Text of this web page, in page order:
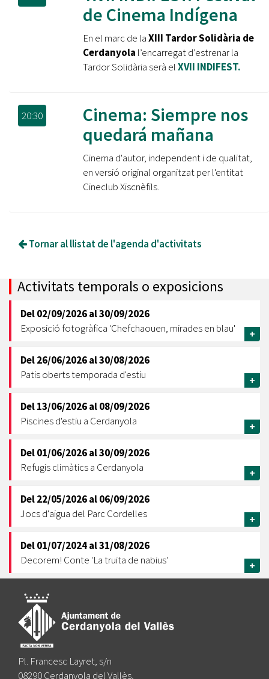
de Cinema Indígena
En el marc de laXIII Tardor Solidària de
Cerdanyola l’encarregat d’estrenar la
Tardor Solidària serà elXVII INDIFEST.
20:30
Cinema: Siempre nos
quedará mañana
Cinema d'autor, independent i de qualitat,
en versió original organitzat per l'entitat
Cineclub Xiscnèfils.
Tornar al llistat de l'agenda d'activitats
Activitats temporals o exposicions
Del02/09/2026al30/09/2026
Exposició fotogràfica 'Chefchaouen, mirades en blau'
+
Del26/06/2026al30/08/2026
Patis oberts temporada d'estiu
+
Del13/06/2026al08/09/2026
Piscines d'estiu a Cerdanyola
+
Del01/06/2026al30/09/2026
Refugis climàtics a Cerdanyola
+
Del22/05/2026al06/09/2026
Jocs d'aigua del Parc Cordelles
+
Del01/07/2024al31/08/2026
Decorem! Conte 'La truita de nabius'
+
Pl. Francesc Layret, s/n
08290 Cerdanyola del Vallès,